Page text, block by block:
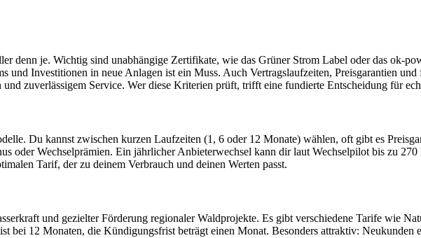
denn je. Wichtig sind unabhängige Zertifikate, wie das Grüner Strom Label oder das ok-
und Investitionen in neue Anlagen ist ein Muss. Auch Vertragslaufzeiten, Preisgarantien
zuverlässigem Service. Wer diese Kriterien prüft, trifft eine fundierte Entscheidung für
Du kannst zwischen kurzen Laufzeiten (1, 6 oder 12 Monate) wählen, oft gibt es
oder Wechselprämien. Ein jährlicher Anbieterwechsel kann dir laut Wechselpilot bis zu
Tarif, der zu deinem Verbrauch und deinen Werten passt.
und gezielter Förderung regionaler Waldprojekte. Es gibt verschiedene Tarife wie
bei 12 Monaten, die Kündigungsfrist beträgt einen Monat. Besonders attraktiv: Neukunden